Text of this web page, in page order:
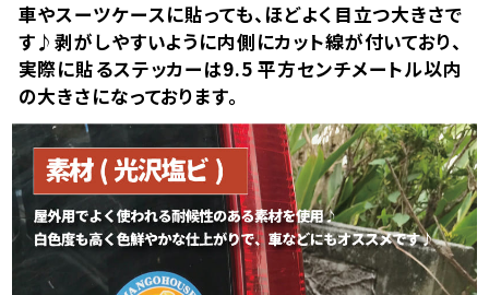
車やスーツケースに貼っても、ほどよく目立つ大きさで
す♪剥がしやすいように内側にカット線が付いており、
実際に貼るステッカーは9.5 平方センチメートル以内
の大きさになっております。